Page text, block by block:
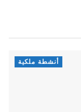
أنشطة ملكية